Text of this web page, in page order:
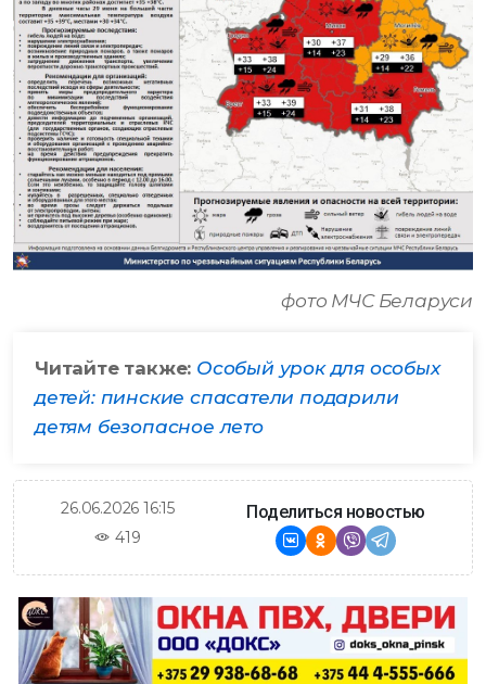
фото МЧС Беларуси
Читайте также: Особый урок для особых
детей: пинские спасатели подарили
детям безопасное лето
26.06.2026 16:15
419
Поделиться новостью